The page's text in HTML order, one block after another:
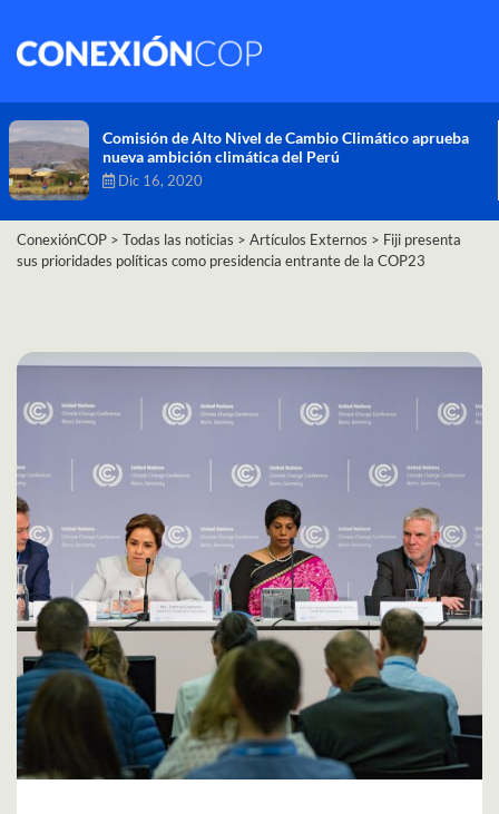
Comisión de Alto Nivel de Cambio Climático aprueba
nueva ambición climática del Perú
Dic 16, 2020
ConexiónCOP > Todas las noticias > Artículos Externos > Fiji presenta
sus prioridades políticas como presidencia entrante de la COP23